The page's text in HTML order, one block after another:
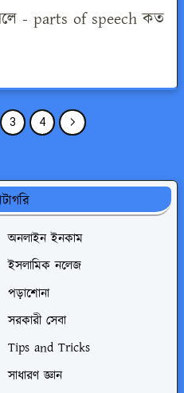
- parts of speech কত
3 4
অনলাইন ইনকাম
ইসলামিক নলেজ
পড়াশোনা
সরকারী সেবা
Tips and Tricks
সাধারণ জ্ঞান